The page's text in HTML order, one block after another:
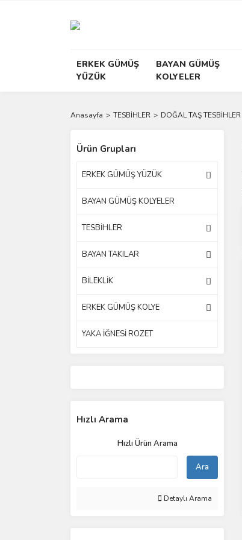
ERKEK GÜMÜŞ
YÜZÜK
BAYAN GÜMÜŞ
KOLYELER
Anasayfa TESBİHLER DOĞAL TAŞ TESBİHLER
Ürün Grupları
ERKEK GÜMÜŞ YÜZÜK
BAYAN GÜMÜŞ KOLYELER
TESBİHLER
BAYAN TAKILAR
BİLEKLİK
ERKEK GÜMÜŞ KOLYE
YAKA İĞNESİ ROZET
Hızlı Arama
Hızlı Ürün Arama
Ara
Detaylı Arama